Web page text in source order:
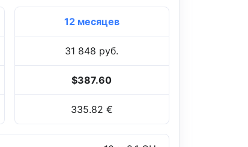
12 месяцев
31 848 руб.
$387.60
335.82 €